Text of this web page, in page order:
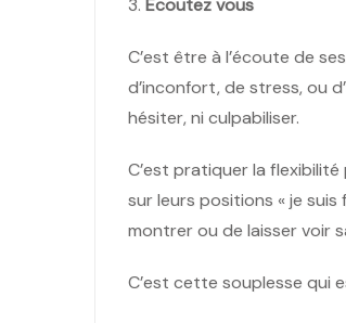
3. Ecoutez vous
C’est être à l’écoute de
d’inconfort, de stress, ou
hésiter, ni culpabiliser.
C’est pratiquer la
sur leurs positions « je
montrer ou de laisser voir
C’est cette souplesse qui